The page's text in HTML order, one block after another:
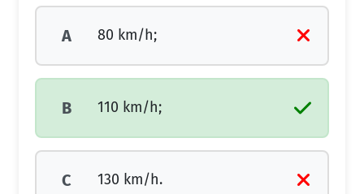
A 80 km/h;
B 110 km/h;
C 130 km/h.